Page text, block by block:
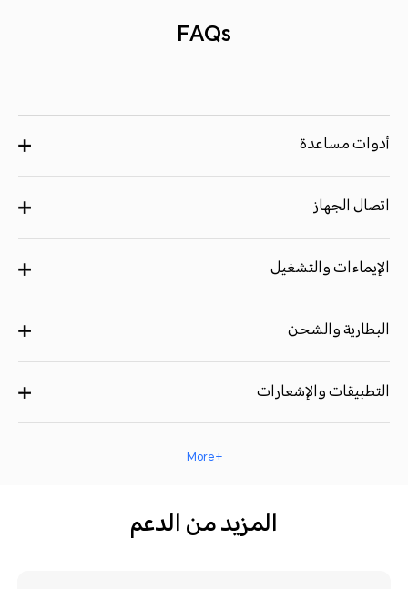
FAQs
أدوات مساعدة
اتصال الجهاز
الإيماءات والتشغيل
البطارية والشحن
التطبيقات والإشعارات
+ More
المزيد من الدعم